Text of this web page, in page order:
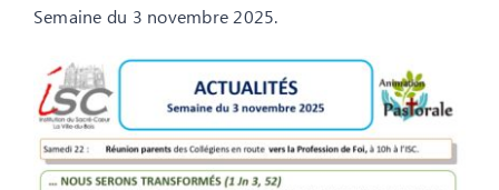
Semaine du 3 novembre 2025.